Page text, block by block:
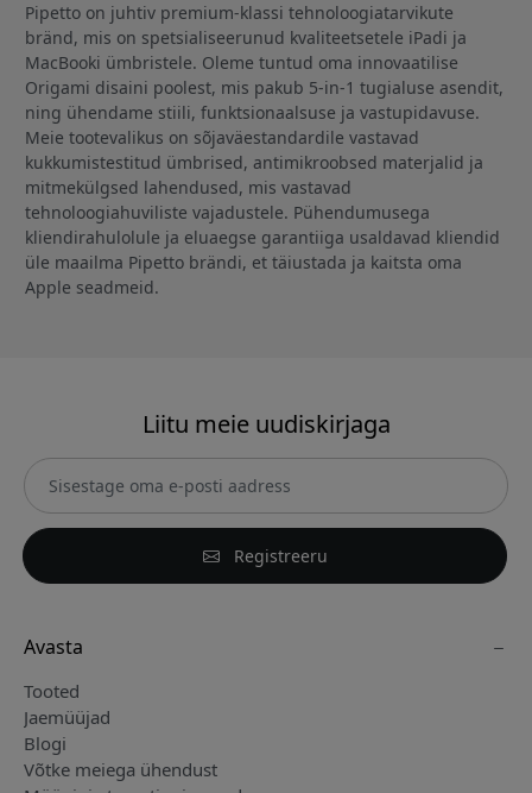
Pipetto on juhtiv premium-klassi tehnoloogiatarvikute
bränd, mis on spetsialiseerunud kvaliteetsetele iPadi ja
MacBooki ümbristele. Oleme tuntud oma innovaatilise
Origami disaini poolest, mis pakub 5-in-1 tugialuse asendit,
ning ühendame stiili, funktsionaalsuse ja vastupidavuse.
Meie tootevalikus on sõjaväestandardile vastavad
kukkumistestitud ümbrised, antimikroobsed materjalid ja
mitmekülgsed lahendused, mis vastavad
tehnoloogiahuviliste vajadustele. Pühendumusega
kliendirahulolule ja eluaegse garantiiga usaldavad kliendid
üle maailma Pipetto brändi, et täiustada ja kaitsta oma
Apple seadmeid.
Liitu meie uudiskirjaga
Registreeru
Avasta
Tooted
Jaemüüjad
Blogi
Võtke meiega ühendust